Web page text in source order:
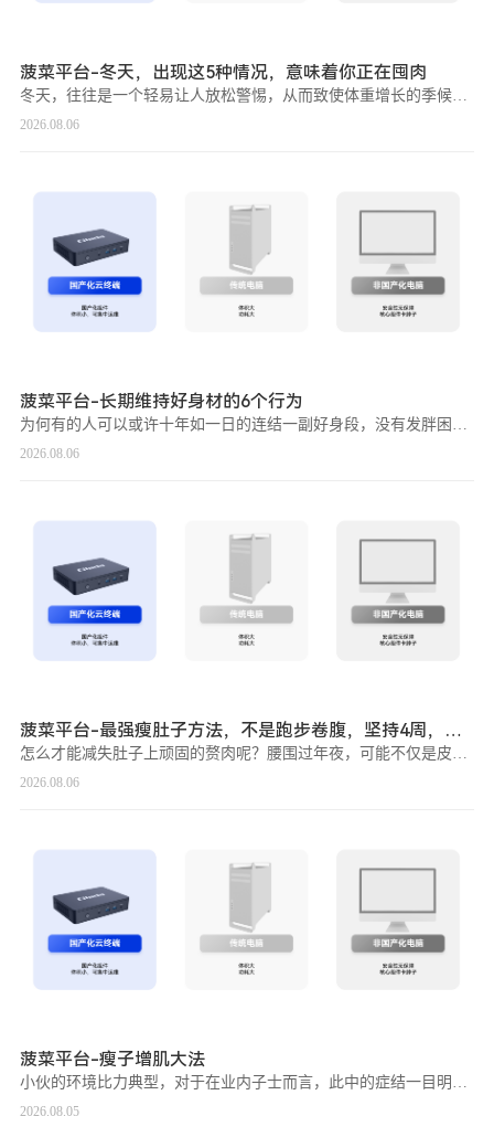
菠菜平台-冬天，出现这5种情况，意味着你正在囤肉
冬天，往往是一个轻易让人放松警惕，从而致使体重增长的季候。当呈现如下这 5 种环境时，就象征着您可能正于暗暗地囤肉，要引起留意了。第一种环境是食欲年夜增。跟着气温的降落，身体为了连结温暖，会本能地巴望
2026.08.06
菠菜平台-长期维持好身材的6个行为
为何有的人可以或许十年如一日的连结一副好身段，没有发胖困扰呢？这重要是由于他们比力自律，拒绝了一些轻易发胖的恶习，对峙了一些自律好习气，脂肪天然不易聚集起来。咱们来看看：卒业10年的小雪，一直连结90
2026.08.06
菠菜平台-最强瘦肚子方法，不是跑步卷腹，坚持4周，干掉内脏脂肪！
怎么才能减失肚子上顽固的赘肉呢？腰围过年夜，可能不仅是皮下脂肪过多的缘故原由，很年夜概率是内脏脂肪也超标了。想要减失肚子上的赘肉，不是卷腹，也不是跑步。卷腹属在腹部无氧运动，没法针对于性减失腹部脂肪，
2026.08.06
菠菜平台-瘦子增肌大法
小伙的环境比力典型，对于在业内子士而言，此中的症结一目明了：一、有氧运动量偏多，气力练习偏少，而且没有焦点气力练习；二、饮食摄取要适量增长，特别要共同运动量的提高来增长卵白质及碳水化合物的摄取；三、没
2026.08.05